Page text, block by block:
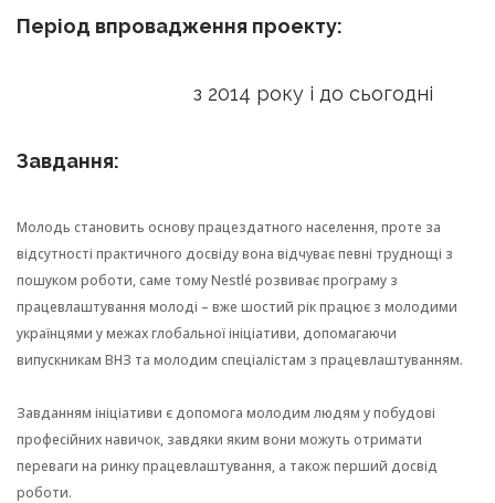
Період впровадження проекту:
з 2014 року і до сьогодні
Завдання:
Молодь становить основу працездатного населення, проте за
відсутності практичного досвіду вона відчуває певні труднощі з
пошуком роботи, саме тому Nestlé розвиває програму з
працевлаштування молоді – вже шостий рік працює з молодими
українцями у межах глобальної ініціативи, допомагаючи
випускникам ВНЗ та молодим спеціалістам з працевлаштуванням.
Завданням ініціативи є допомога молодим людям у побудові
професійних навичок, завдяки яким вони можуть отримати
переваги на ринку працевлаштування, а також перший досвід
роботи.